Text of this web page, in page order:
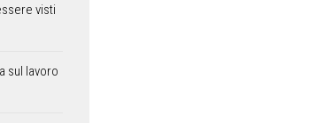
visti
sul lavoro